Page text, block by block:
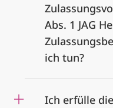
Abs. 1 JAG
ich tun?
Ich erfülle die